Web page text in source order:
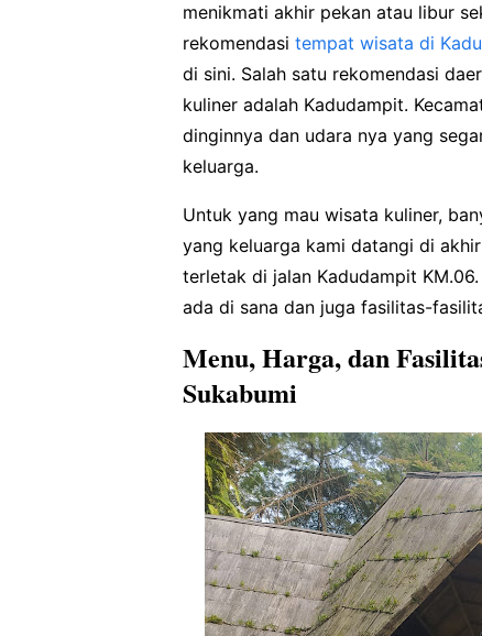
menikmati akhir pekan atau libur
rekomendasi tempat wisata di
di sini. Salah satu rekomendasi
kuliner adalah Kadudampit.
dinginnya dan udara nya yang
keluarga.
Untuk yang mau wisata kuliner,
yang keluarga kami datangi di
terletak di jalan Kadudampit
ada di sana dan juga fasilitas-
Menu, Harga, dan
Sukabumi